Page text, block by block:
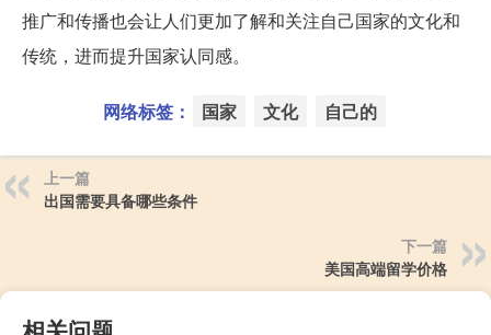
推广和传播也会让人们更加了解和关注自己国家的文化和
传统，进而提升国家认同感。
网络标签： 国家 文化 自己的
上一篇
出国需要具备哪些条件
下一篇
美国高端留学价格